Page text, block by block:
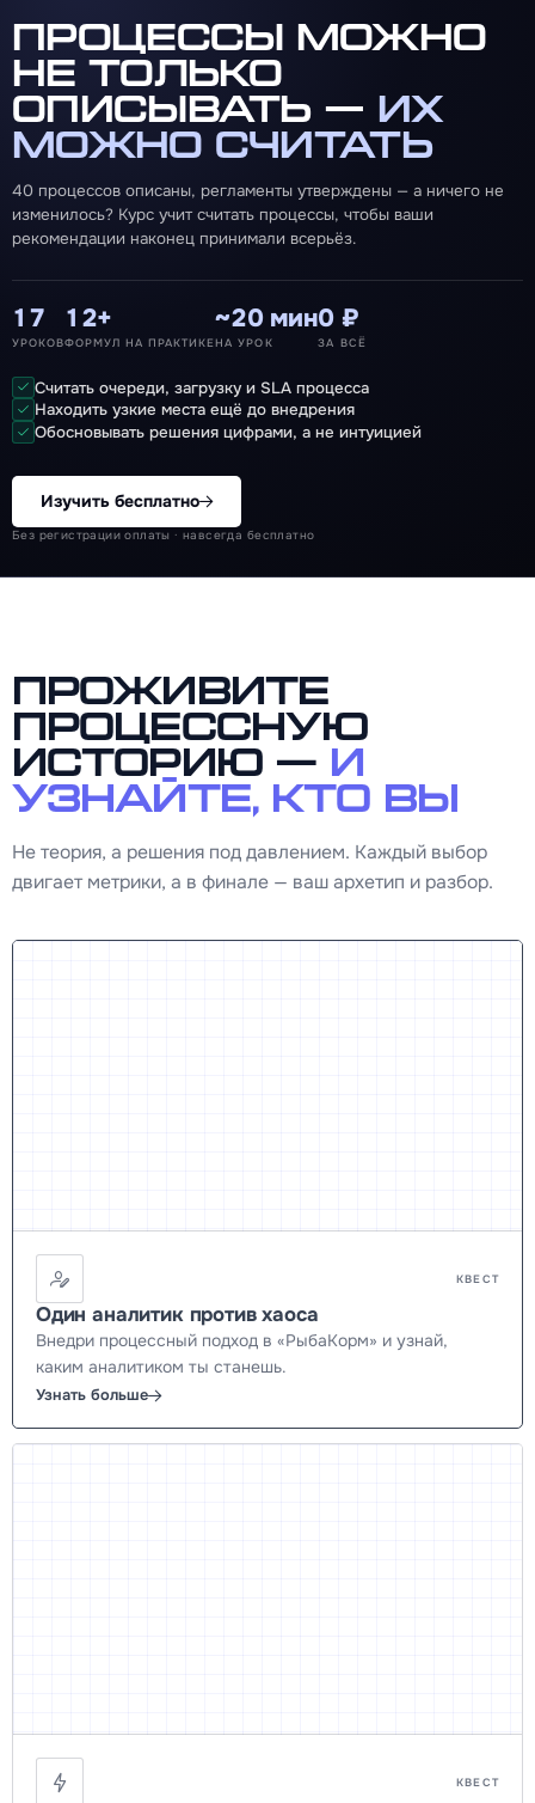
Процессы можно
не только
описывать —
их
можно считать
40 процессов описаны, регламенты утверждены — а ничего не
изменилось? Курс учит считать процессы, чтобы ваши
рекомендации наконец принимали всерьёз.
17
УРОКОВ
12+
ФОРМУЛ НА ПРАКТИКЕ
~20 мин
НА УРОК
0 ₽
ЗА ВСЁ
Считать очереди, загрузку и SLA процесса
Находить узкие места ещё до внедрения
Обосновывать решения цифрами, а не интуицией
Изучить бесплатно
Без регистрации оплаты · навсегда бесплатно
Проживите
процессную
историю —
и
узнайте, кто вы
Не теория, а решения под давлением. Каждый выбор
двигает метрики, а в финале — ваш архетип и разбор.
КВЕСТ
Один аналитик против хаоса
Внедри процессный подход в «РыбаКорм» и узнай,
каким аналитиком ты станешь.
Узнать больше
КВЕСТ